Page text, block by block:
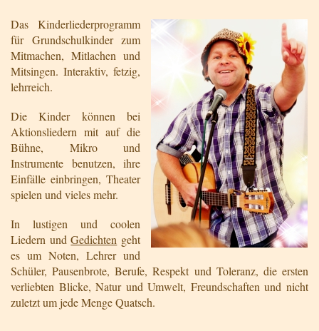
Das Kinderliederprogramm
für Grundschulkinder zum
Mitmachen, Mitlachen und
Mitsingen. Interaktiv, fetzig,
lehrreich.
Die Kinder können bei
Aktionsliedern mit auf die
Bühne, Mikro und
Instrumente benutzen, ihre
Einfälle einbringen, Theater
spielen und vieles mehr.
In lustigen und coolen
Liedern undGedichten geht
es um Noten, Lehrer und
Schüler, Pausenbrote, Berufe, Respekt und Toleranz, die ersten
verliebten Blicke, Natur und Umwelt, Freundschaften und nicht
zuletzt um jede Menge Quatsch.